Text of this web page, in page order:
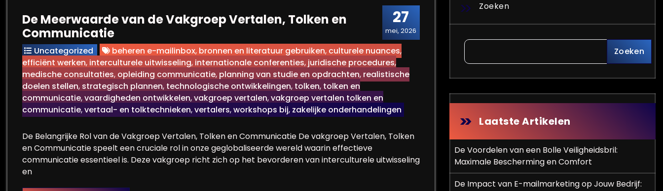
27
mei, 2026
De Meerwaarde van de Vakgroep Vertalen, Tolken en
Communicatie
Uncategorized beheren e-mailinbox, bronnen en literatuur gebruiken, culturele nuances,
efficiënt werken, interculturele uitwisseling, internationale conferenties, juridische procedures,
medische consultaties, opleiding communicatie, planning van studie en opdrachten, realistische
doelen stellen, strategisch plannen, technologische ontwikkelingen, tolken, tolken en
communicatie,vaardigheden ontwikkelen,vakgroep vertalen,vakgroep vertalen tolken en
communicatie,vertaal- en tolktechnieken,vertalers,workshops bij, zakelijke onderhandelingen
De Belangrijke Rol van de Vakgroep Vertalen, Tolken en Communicatie De vakgroep Vertalen, Tolken
en Communicatie speelt een cruciale rol in onze geglobaliseerde wereld waarin effectieve
communicatie essentieel is. Deze vakgroep richt zich op het bevorderen van interculturele uitwisseling
en
Zoeken
Zoeken
Laatste Artikelen
De Voordelen van een Bolle Veiligheidsbril:
Maximale Bescherming en Comfort
De Impact van E-mailmarketing op Jouw Bedrijf: